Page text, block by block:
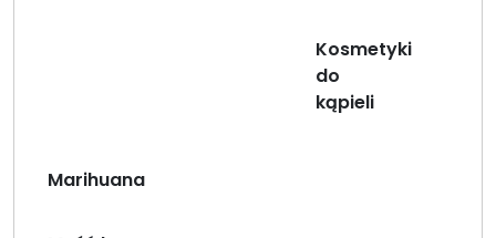
Kosmetyki
do
kąpieli
Marihuana